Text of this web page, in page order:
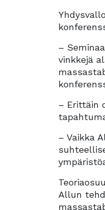
–
vinkkejä
– Erittäin
– Vaikka
Allun